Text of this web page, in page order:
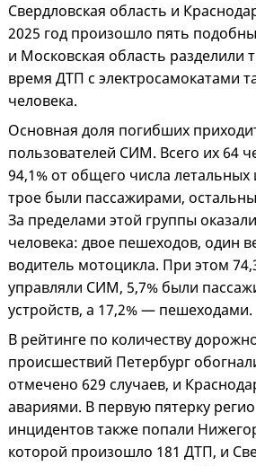
Свердловская область и
2025 год произошло пять
и Московская область разделили
время ДТП с электросамокатами
человека.
Основная доля погибших
пользователей СИМ. Всего их 64
94,1% от общего числа летальных
трое были пассажирами,
За пределами этой группы
человека: двое пешеходов, один
водитель мотоцикла. При этом
управляли СИМ, 5,7% были
устройств, а 17,2% — пешеходами.
В рейтинге по количеству
происшествий Петербург
отмечено 629 случаев, и
авариями. В первую пятерку
инцидентов также попали
которой произошло 181 ДТП, и